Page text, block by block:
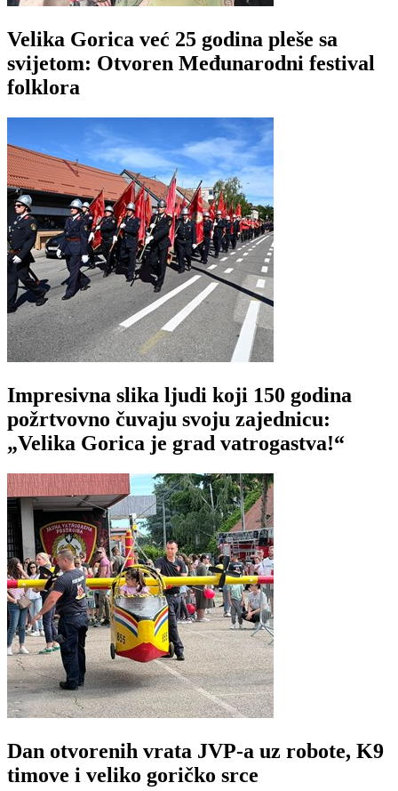
Velika Gorica već 25 godina pleše sa
svijetom: Otvoren Međunarodni festival
folklora
Impresivna slika ljudi koji 150 godina
požrtvovno čuvaju svoju zajednicu:
„Velika Gorica je grad vatrogastva!“
Dan otvorenih vrata JVP-a uz robote, K9
timove i veliko goričko srce